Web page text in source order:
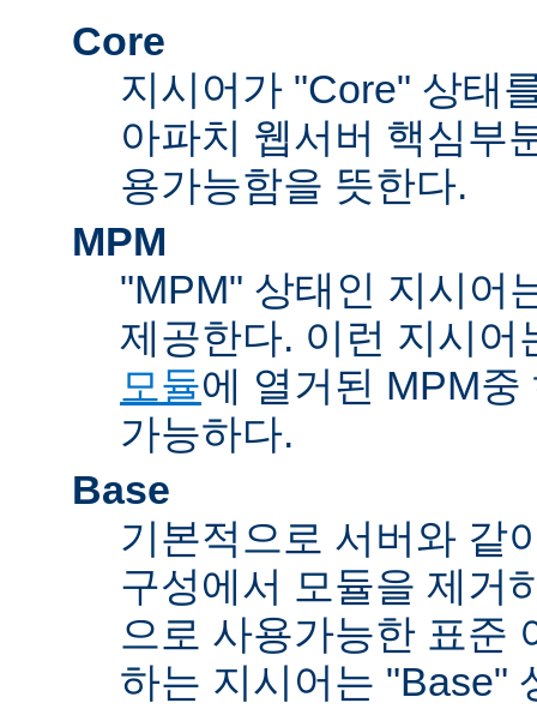
Core
지시어가 "Core" 상태
아파치 웹서버 핵심부
용가능함을 뜻한다.
MPM
"MPM" 상태인 지시어
제공한다. 이런 지시어
모듈에 열거된 MPM
가능하다.
Base
기본적으로 서버와 같
구성에서 모듈을 제거
으로 사용가능한 표준
하는 지시어는 "Base"